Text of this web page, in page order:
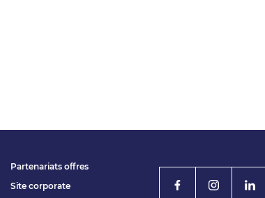
Partenariats offres
Site corporate